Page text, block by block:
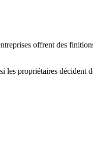
offrent des
les propriétaires décident